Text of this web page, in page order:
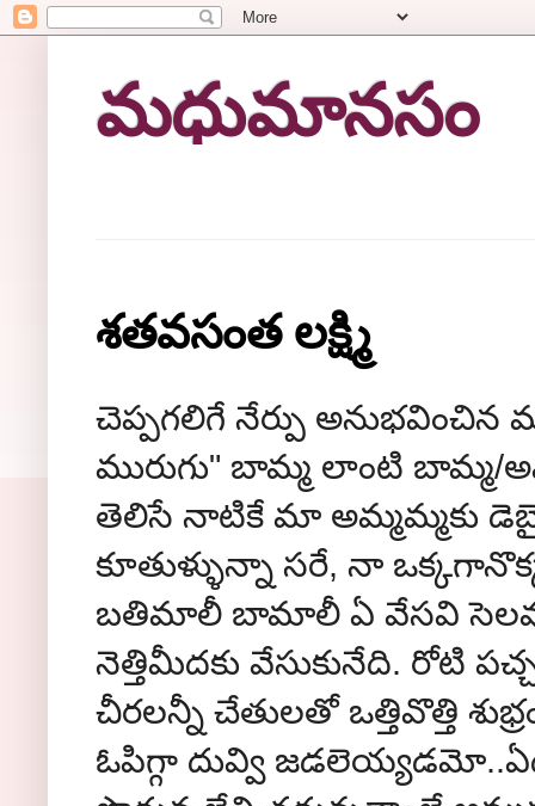
మధుమానసం
శతవసంత లక్ష్మి
చెప్పగలిగే నేర్పు
మురుగు" బామ్మ లాంటి బామ్మ/
తెలిసే నాటికే మా అమ్మమ్మకు
కూతుళ్ళున్నా సరే, నా
బతిమాలీ బామాలీ ఏ వేసవి
నెత్తిమీదకు వేసుకునేది. రోటి
చీరలన్నీ చేతులతో ఒత్తివొత్తి
ఓపిగ్గా దువ్వి